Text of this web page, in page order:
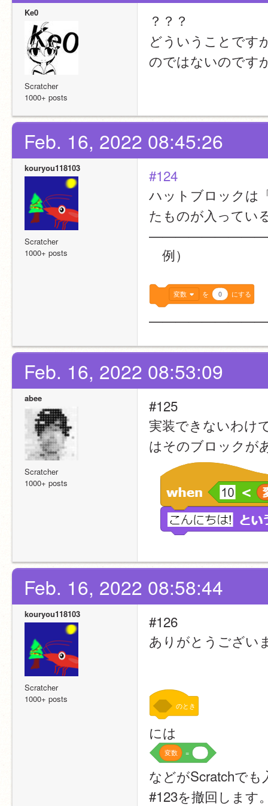
Ke0
Scratcher
1000+ posts
？？？
どういうことです
のではないのです
Feb. 16, 2022 08:45:26
kouryou118103
Scratcher
1000+ posts
#124
ハットブロックは
たものが入ってい
例）
変数 を 0 にする
Feb. 16, 2022 08:53:09
abee
Scratcher
1000+ posts
#125
実装できないわけ
はそのブロックが
Feb. 16, 2022 08:58:44
kouryou118103
Scratcher
1000+ posts
#126
ありがとうござい
のとき
には
変数 =
などがScratchで
#123を撤回します